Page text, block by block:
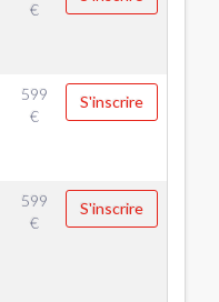
€
599
€
S'inscrire
599
€
S'inscrire